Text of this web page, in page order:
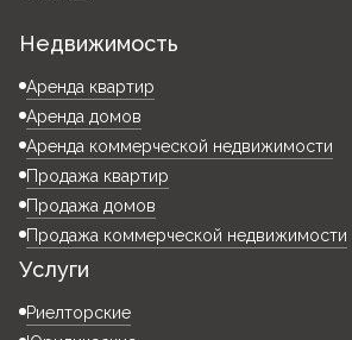
Недвижимость
Аренда квартир
Аренда домов
Аренда коммерческой недвижимости
Продажа квартир
Продажа домов
Продажа коммерческой недвижимости
Услуги
Риелторские